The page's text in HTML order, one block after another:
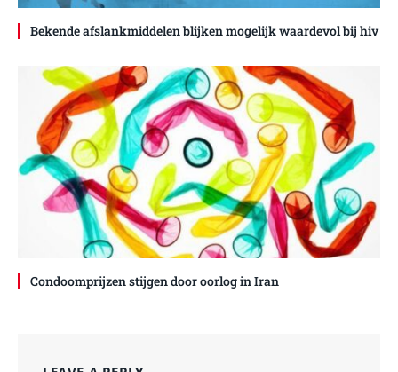
Bekende afslankmiddelen blijken mogelijk waardevol bij hiv
Condoomprijzen stijgen door oorlog in Iran